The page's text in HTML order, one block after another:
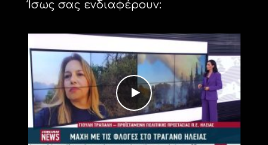
Ίσως σας ενδιαφέρουν: